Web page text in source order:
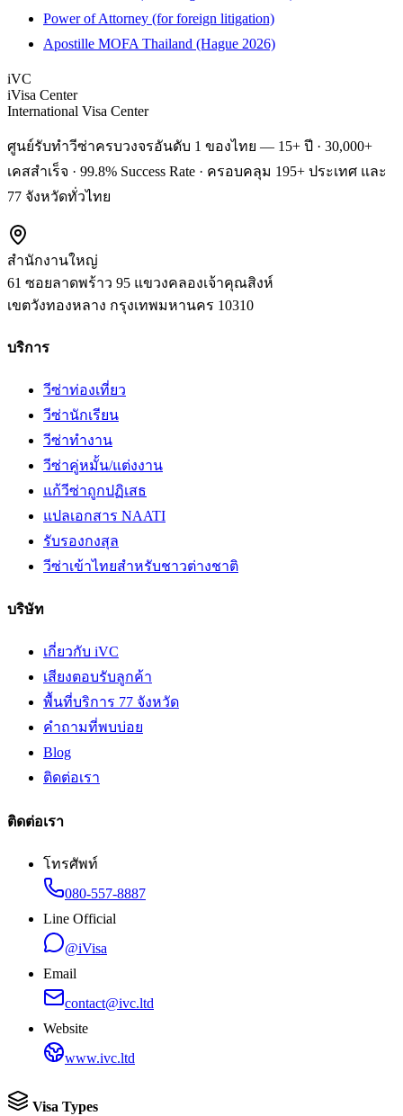
Power of Attorney (for foreign litigation)
Apostille MOFA Thailand (Hague 2026)
iVC
iVisa Center
International Visa Center
ศูนย์รับทำวีซ่าครบวงจรอันดับ 1 ของไทย — 15+ ปี · 30,000+
เคสสำเร็จ · 99.8% Success Rate · ครอบคลุม 195+ ประเทศ และ
77 จังหวัดทั่วไทย
สำนักงานใหญ่
61 ซอยลาดพร้าว 95 แขวงคลองเจ้าคุณสิงห์
เขตวังทองหลาง กรุงเทพมหานคร 10310
บริการ
วีซ่าท่องเที่ยว
วีซ่านักเรียน
วีซ่าทำงาน
วีซ่าคู่หมั้น/แต่งงาน
แก้วีซ่าถูกปฏิเสธ
แปลเอกสาร NAATI
รับรองกงสุล
วีซ่าเข้าไทยสำหรับชาวต่างชาติ
บริษัท
เกี่ยวกับ iVC
เสียงตอบรับลูกค้า
พื้นที่บริการ 77 จังหวัด
คำถามที่พบบ่อย
Blog
ติดต่อเรา
ติดต่อเรา
โทรศัพท์
080-557-8887
Line Official
@iVisa
Email
contact@ivc.ltd
Website
www.ivc.ltd
Visa Types